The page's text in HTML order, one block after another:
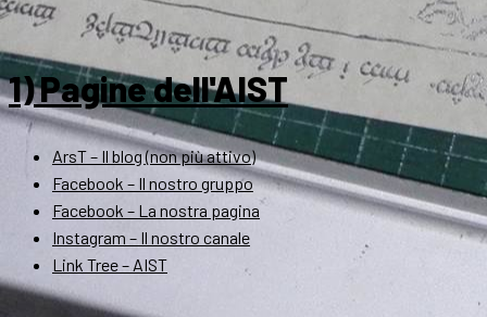
1) Pagine dell'AIST
ArsT – Il blog (non più attivo)
Facebook – Il nostro gruppo
Facebook – La nostra pagina
Instagram – Il nostro canale
Link Tree – AIST